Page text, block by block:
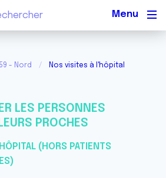
59 - Nord Nos visites à l'hôpital
LES PERSONNES
PROCHES
(HORS PATIENTS